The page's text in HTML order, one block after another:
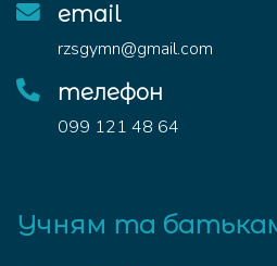
email
rzsgymn@gmail.com
телефон
099 121 48 64
Учням та